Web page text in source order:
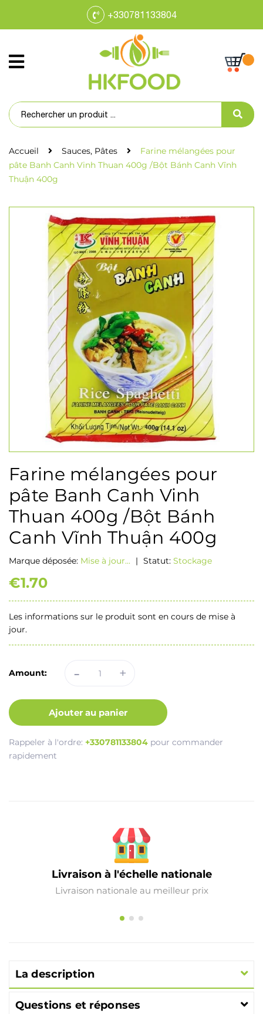
+330781133804
Accueil Sauces, Pâtes
Farine mélangées pour
pâte Banh Canh Vinh Thuan 400g /Bột Bánh Canh Vĩnh
Thuận 400g
Farine mélangées pour
pâte Banh Canh Vinh
Thuan 400g /Bột Bánh
Canh Vĩnh Thuận 400g
Marque déposée: Mise à jour... | Statut: Stockage
€1.70
Les informations sur le produit sont en cours de mise à
jour.
Amount: - +
Ajouter au panier
Rappeler à l'ordre: +330781133804 pour commander
rapidement
Livraison à l'échelle nationale
Livraison nationale au meilleur prix
La description
Questions et réponses